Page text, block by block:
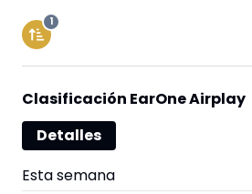
1
Clasificación EarOne Airplay
Detalles
Esta semana